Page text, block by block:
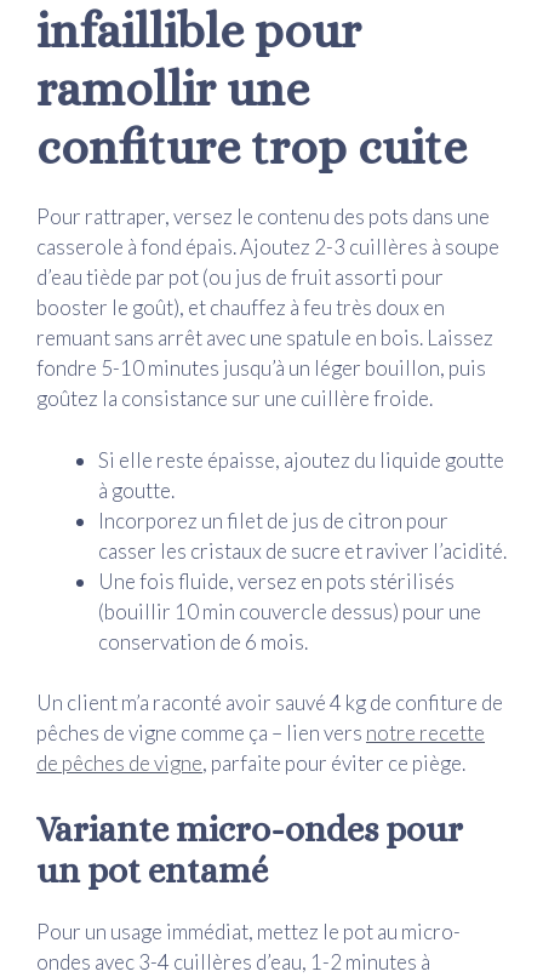
infaillible pour
ramollir une
confiture trop cuite
Pour rattraper, versez le contenu des pots dans une
casserole à fond épais. Ajoutez 2-3 cuillères à soupe
d’eau tiède par pot (ou jus de fruit assorti pour
booster le goût), et chauffez à feu très doux en
remuant sans arrêt avec une spatule en bois. Laissez
fondre 5-10 minutes jusqu’à un léger bouillon, puis
goûtez la consistance sur une cuillère froide.
Si elle reste épaisse, ajoutez du liquide goutte
à goutte.
Incorporez un filet de jus de citron pour
casser les cristaux de sucre et raviver l’acidité.
Une fois fluide, versez en pots stérilisés
(bouillir 10 min couvercle dessus) pour une
conservation de 6 mois.
Un client m’a raconté avoir sauvé 4 kg de confiture de
pêches de vigne comme ça – lien vers notre recette
de pêches de vigne, parfaite pour éviter ce piège.
Variante micro-ondes pour
un pot entamé
Pour un usage immédiat, mettez le pot au micro-
ondes avec 3-4 cuillères d’eau, 1-2 minutes à